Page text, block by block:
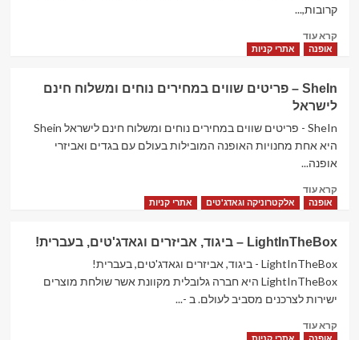
קרובות,...
קרא עודRead
more
–
חנות
אופנה
אופנה אתרי קניות
SheIn – פריטים שווים במחירים נוחים ומשלוח חינם
לישראל
SheIn - פריטים שווים במחירים נוחים ומשלוח חינם לישראל Shein
היא אחת מחנויות האופנה המובילות בעולם עם בגדים ואביזרי
אופנה...
קרא עודRead
more
–
פריטים
שווים
במחירים
ומשלוח
אופנה אלקטרוניקה וגאדג'טים אתרי קניות
LightInTheBox – ביגוד, אביזרים וגאדג'טים, בעברית!
LightInTheBox - ביגוד, אביזרים וגאדג'טים, בעברית!
LightInTheBox היא חברה גלובלית מקוונת אשר שולחת מוצרים
ישירות לצרכנים מסביב לעולם. ב -...
קרא עודRead